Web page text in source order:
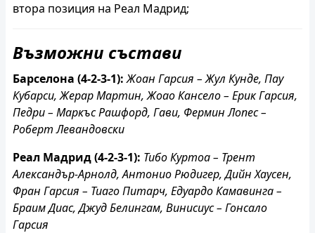
втора позиция на Реал Мадрид;
Възможни състави
Барселона (4-2-3-1): Жоан Гарсия – Жул Кунде, Пау
Кубарси, Жерар Мартин, Жоао Кансело – Ерик Гарсия,
Педри – Маркъс Рашфорд, Гави, Фермин Лопес –
Роберт Левандовски
Реал Мадрид (4-2-3-1): Тибо Куртоа – Трент
Александър-Арнолд, Антонио Рюдигер, Дийн Хаусен,
Фран Гарсия – Тиаго Питарч, Едуардо Камавинга –
Браим Диас, Джуд Белингам, Винисиус – Гонсало
Гарсия